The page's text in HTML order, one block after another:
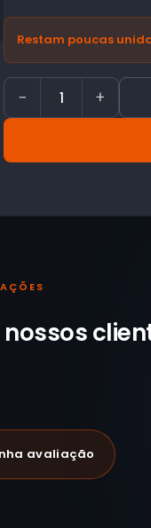
Restam poucas
− +
nossos
avaliação